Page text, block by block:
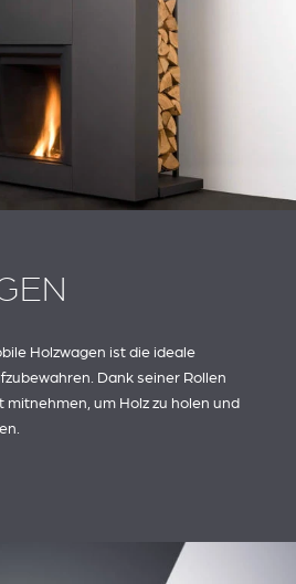
Holzwagen ist die ideale
Dank seiner Rollen
mitnehmen, um Holz zu holen und